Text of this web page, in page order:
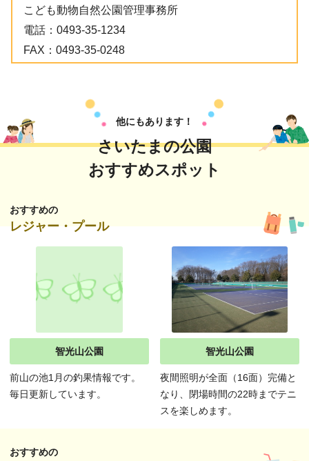
こども動物自然公園管理事務所
電話： 0493-35-1234
FAX： 0493-35-0248
他にもあります！
さいたまの公園
おすすめスポット
おすすめの
レジャー・プール
智光山公園
前山の池1月の釣果情報です。
毎日更新しています。
智光山公園
夜間照明が全面（16面）完備と
なり、閉場時間の22時までテニ
スを楽しめます。
おすすめの